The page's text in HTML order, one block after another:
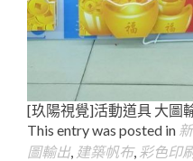
[玖陽視覺]活動道具 大圖
This entry was posted in
圖輸出, 建築帆布, 彩色印